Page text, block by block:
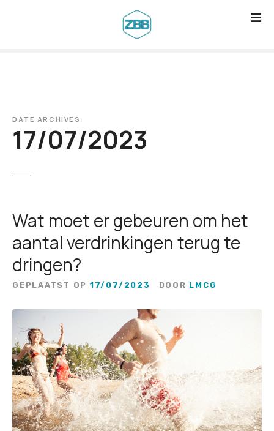
DATE ARCHIVES:
17/07/2023
Wat moet er gebeuren om het
aantal verdrinkingen terug te
dringen?
GEPLAATST OP 17/07/2023 DOOR LMCG